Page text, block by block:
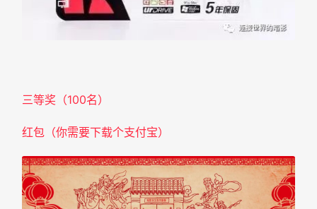
三等奖（100名）
红包（你需要下载个支付宝）